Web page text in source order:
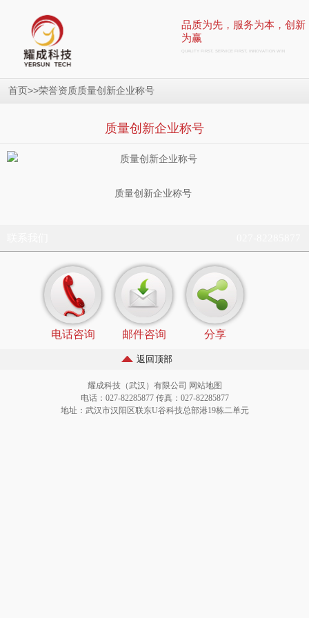
品质为先，服务为本，创新
为赢
QUALITY FIRST, SERVICE FIRST, INNOVATION WIN
首页 >>荣誉资质质量创新企业称号
质量创新企业称号
质量创新企业称号
电话咨询 邮件咨询 分享
返回顶部
耀成科技（武汉）有限公司 网站地图
电话：027-82285877 传真：027-82285877
地址：武汉市汉阳区联东U谷科技总部港19栋二单元